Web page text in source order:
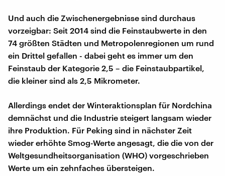
Und auch die Zwischenergebnisse sind durchaus
vorzeigbar: Seit 2014 sind die Feinstaubwerte in den
74 größten Städten und Metropolenregionen um rund
ein Drittel gefallen - dabei geht es immer um den
Feinstaub der Kategorie 2,5 – die Feinstaubpartikel,
die kleiner sind als 2,5 Mikrometer.
Allerdings endet der Winteraktionsplan für Nordchina
demnächst und die Industrie steigert langsam wieder
ihre Produktion. Für Peking sind in nächster Zeit
wieder erhöhte Smog-Werte angesagt, die die von der
Weltgesundheitsorganisation (WHO) vorgeschrieben
Werte um ein zehnfaches übersteigen.